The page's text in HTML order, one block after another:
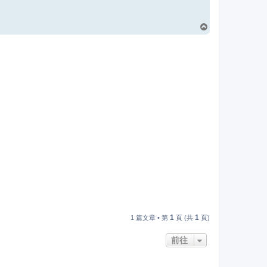
1 篇文章 • 第 1 頁 (共 1 頁)
前往